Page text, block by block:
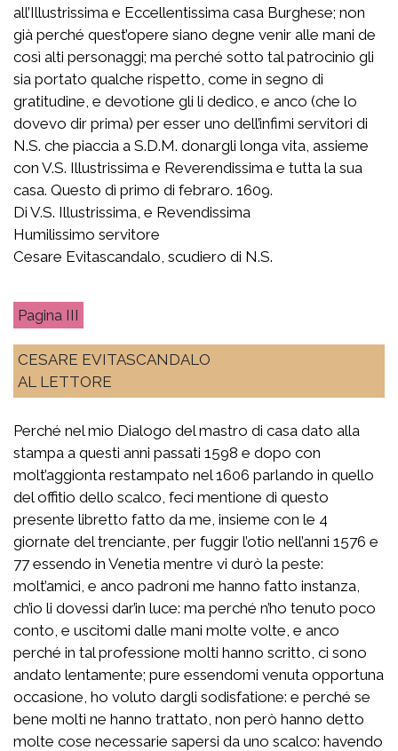
all’Illustrissima e Eccellentissima casa Burghese; non
già perché quest’opere siano degne venir alle mani de
così alti personaggi; ma perché sotto tal patrocinio gli
sia portato qualche rispetto, come in segno di
gratitudine, e devotione gli li dedico, e anco (che lo
dovevo dir prima) per esser uno dell’infimi servitori di
N.S. che piaccia a S.D.M. donargli longa vita, assieme
con V.S. Illustrissima e Reverendissima e tutta la sua
casa. Questo dì primo di febraro. 1609.
Di V.S. Illustrissima, e Revendissima
Humilissimo servitore
Cesare Evitascandalo, scudiero di N.S.
III
CESARE EVITASCANDALO
AL LETTORE
Perché nel mio Dialogo del mastro di casa dato alla
stampa a questi anni passati 1598 e dopo con
molt’aggionta restampato nel 1606 parlando in quello
del offitio dello scalco, feci mentione di questo
presente libretto fatto da me, insieme con le 4
giornate del trenciante, per fuggir l’otio nell’anni 1576 e
77 essendo in Venetia mentre vi durò la peste:
molt’amici, e anco padroni me hanno fatto instanza,
ch’io li dovessi dar’in luce: ma perché n’ho tenuto poco
conto, e uscitomi dalle mani molte volte, e anco
perché in tal professione molti hanno scritto, ci sono
andato lentamente; pure essendomi venuta opportuna
occasione, ho voluto dargli sodisfatione: e perché se
bene molti ne hanno trattato, non però hanno detto
molte cose necessarie sapersi da uno scalco: havendo